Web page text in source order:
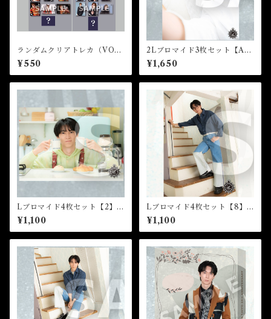
ランダムクリアトレカ（VOL.
5)★2026FCM
¥550
2Lブロマイド3枚セット【A】
（全4種）★芸能24周年記念イ
ベント
¥1,650
Lブロマイド4枚セット【2】
（全8種）★芸能24周年記念イ
ベント
¥1,100
Lブロマイド4枚セット【8】
（全8種）★芸能24周年記念イ
ベント
¥1,100